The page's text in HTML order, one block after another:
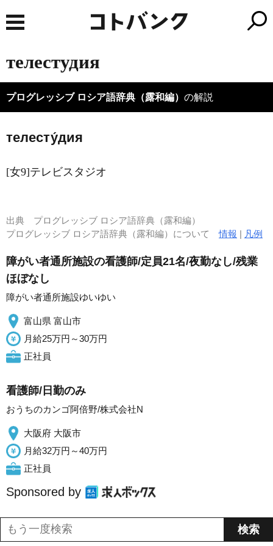
телестудия
プログレッシブ ロシア語辞典（露和編） の解説
телесту́дия
[女9]テレビスタジオ
出典 プログレッシブ ロシア語辞典（露和編）
プログレッシブ ロシア語辞典（露和編）について情報 | 凡例
障がい者通所施設の看護師/定員21名/夜勤なし/残業
ほぼなし
障がい者通所施設ゆいゆい
富山県 富山市
月給25万円～30万円
正社員
看護師/日勤のみ
おうちのカンゴ阿倍野/株式会社N
大阪府 大阪市
月給32万円～40万円
正社員
Sponsored by